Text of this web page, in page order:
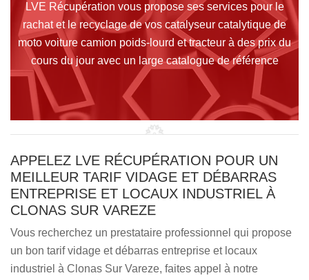
LVE Récupération vous propose ses services pour le
rachat et le recyclage de vos catalyseur catalytique de
moto voiture camion poids-lourd et tracteur à des prix du
cours du jour avec un large catalogue de référence
APPELEZ LVE RÉCUPÉRATION POUR UN
MEILLEUR TARIF VIDAGE ET DÉBARRAS
ENTREPRISE ET LOCAUX INDUSTRIEL À
CLONAS SUR VAREZE
Vous recherchez un prestataire professionnel qui propose
un bon tarif vidage et débarras entreprise et locaux
industriel à Clonas Sur Vareze, faites appel à notre